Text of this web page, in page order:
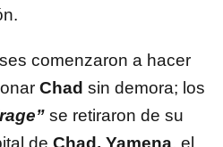
comenzaron a hacer
Chad sin demora; los
se retiraron de su
de Chad, Yamena, el